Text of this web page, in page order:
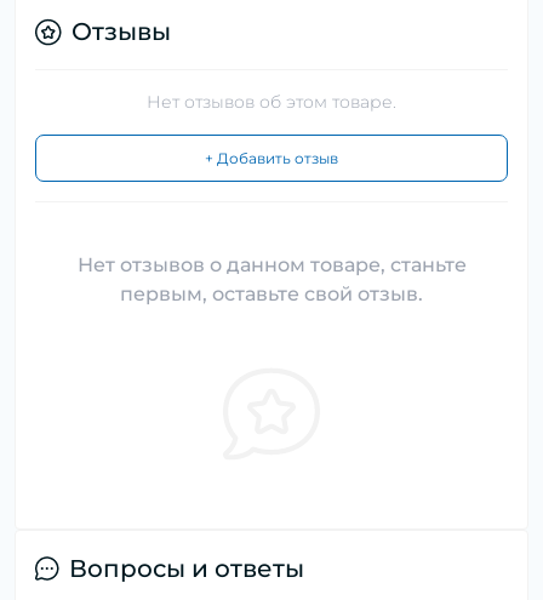
Отзывы
Нет отзывов об этом товаре.
+ Добавить отзыв
Нет отзывов о данном товаре, станьте
первым, оставьте свой отзыв.
Вопросы и ответы